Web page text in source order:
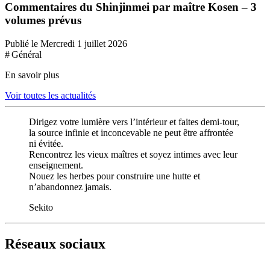
Commentaires du Shinjinmei par maître Kosen – 3
volumes prévus
Publié le Mercredi 1 juillet 2026
# Général
En savoir plus
Voir toutes les actualités
Dirigez votre lumière vers l’intérieur et faites demi-tour,
la source infinie et inconcevable ne peut être affrontée
ni évitée.
Rencontrez les vieux maîtres et soyez intimes avec leur
enseignement.
Nouez les herbes pour construire une hutte et
n’abandonnez jamais.
Sekito
Réseaux sociaux